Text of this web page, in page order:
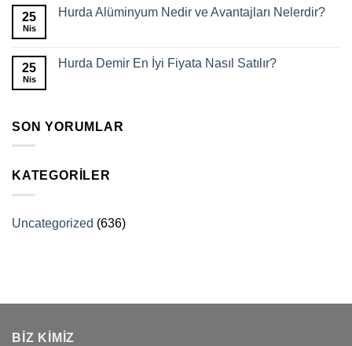
25
Nis
Hurda Alüminyum Nedir ve Avantajları Nelerdir?
25
Nis
Hurda Demir En İyi Fiyata Nasıl Satılır?
SON YORUMLAR
KATEGORILER
Uncategorized (636)
BİZ KİMİZ